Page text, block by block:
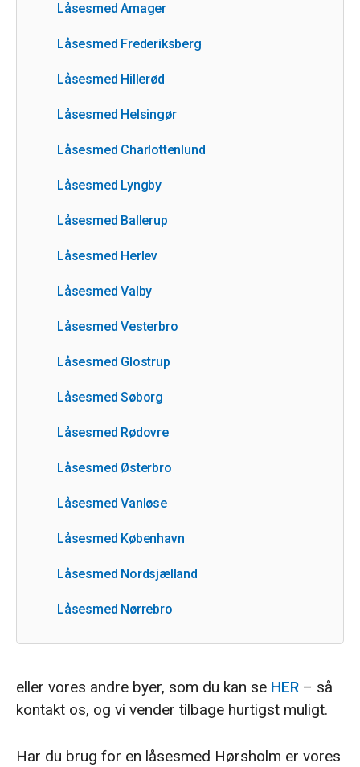
Låsesmed Amager
Låsesmed Frederiksberg
Låsesmed Hillerød
Låsesmed Helsingør
Låsesmed Charlottenlund
Låsesmed Lyngby
Låsesmed Ballerup
Låsesmed Herlev
Låsesmed Valby
Låsesmed Vesterbro
Låsesmed Glostrup
Låsesmed Søborg
Låsesmed Rødovre
Låsesmed Østerbro
Låsesmed Vanløse
Låsesmed København
Låsesmed Nordsjælland
Låsesmed Nørrebro
eller vores andre byer, som du kan se HER – så
kontakt os, og vi vender tilbage hurtigst muligt.
Har du brug for en låsesmed Hørsholm er vores